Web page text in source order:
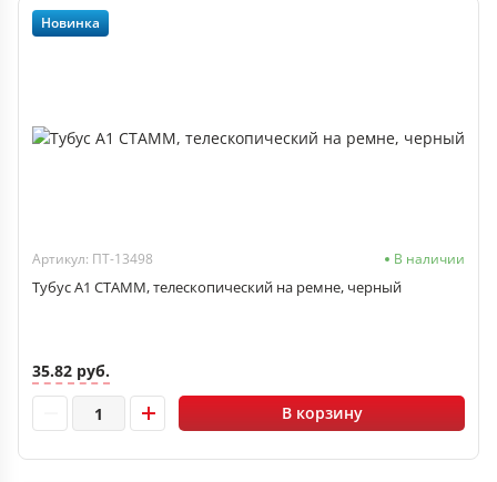
Новинка
Артикул: ПТ-13498 В наличии
Тубус А1 СТАММ, телескопический на ремне, черный
35.82 руб.
В корзину